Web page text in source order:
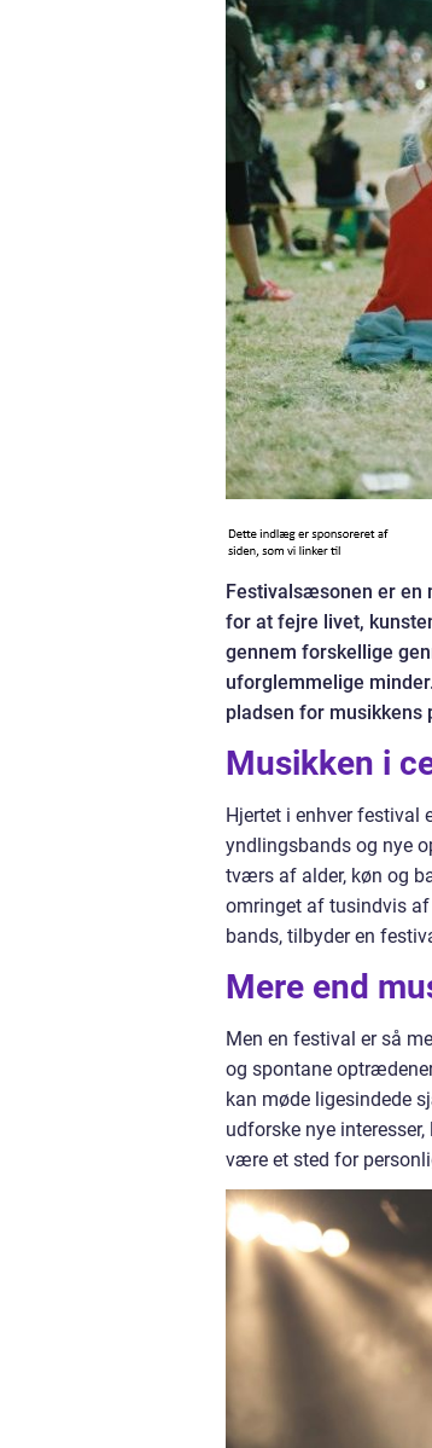
Festivalsæsonen er en
for at fejre livet,
gennem forskellige
uforglemmelige
pladsen for musikkens
Musikken i
Hjertet i enhver festival
yndlingsbands og nye
tværs af alder, køn og
omringet af tusindvis af
bands, tilbyder en
Mere end
Men en festival er så
og spontane
kan møde ligesindede
udforske nye
være et sted for